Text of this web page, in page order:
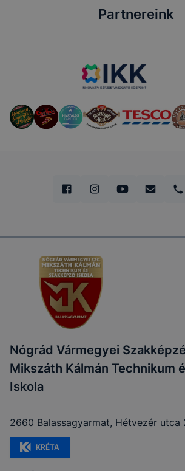
Partnereink
Nógrád Vármegyei
Mikszáth Kálmán Technikum
Iskola
2660 Balassagyarmat, Hétvezér utca
KRÉTA